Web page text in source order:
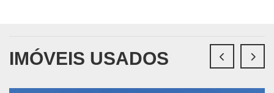
IMÓVEIS USADOS